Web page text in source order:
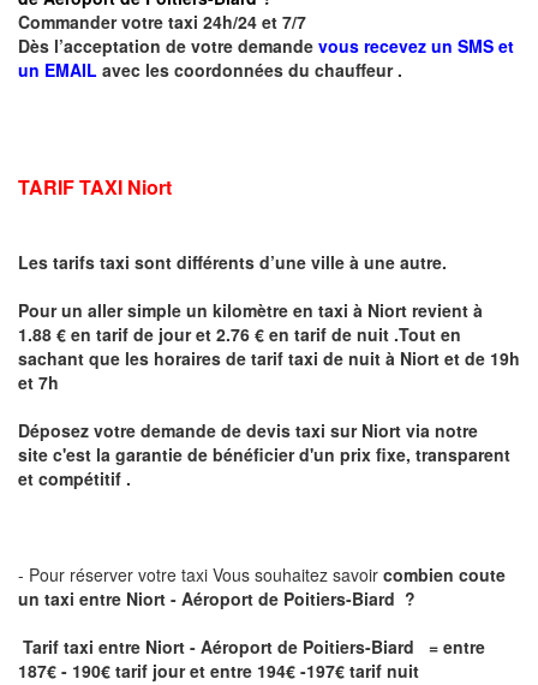
Commander votre taxi 24h/24 et 7/7
Dès l’acceptation de votre demande vous recevez un SMS et
un EMAIL avec les coordonnées du chauffeur .
TARIF TAXI Niort
Les tarifs taxi sont différents d’une ville à une autre.
Pour un aller simple un kilomètre en taxi à Niort revient à
1.88 € en tarif de jour et 2.76 € en tarif de nuit .Tout en
sachant que les horaires de tarif taxi de nuit à Niort et de 19h
et 7h
Déposez votre demande de devis taxi sur Niort via notre
site c'est la garantie de bénéficier d'un prix fixe, transparent
et compétitif .
- Pour réserver votre taxi Vous souhaitez savoir combien coute
un taxi entre Niort - Aéroport de Poitiers-Biard ?
Tarif taxi entre Niort - Aéroport de Poitiers-Biard = entre
187€ - 190€ tarif jour et entre 194€ -197€ tarif nuit